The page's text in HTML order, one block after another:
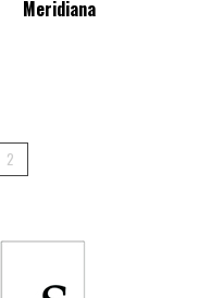
Meridiana
2